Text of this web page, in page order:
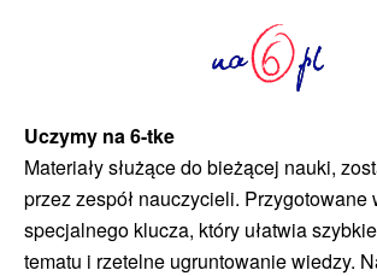
Uczymy na 6-tke
Materiały służące do bieżącej nauki,
przez zespół nauczycieli. Przygotowane
specjalnego klucza, który ułatwia
tematu i rzetelne ugruntowanie wiedzy.